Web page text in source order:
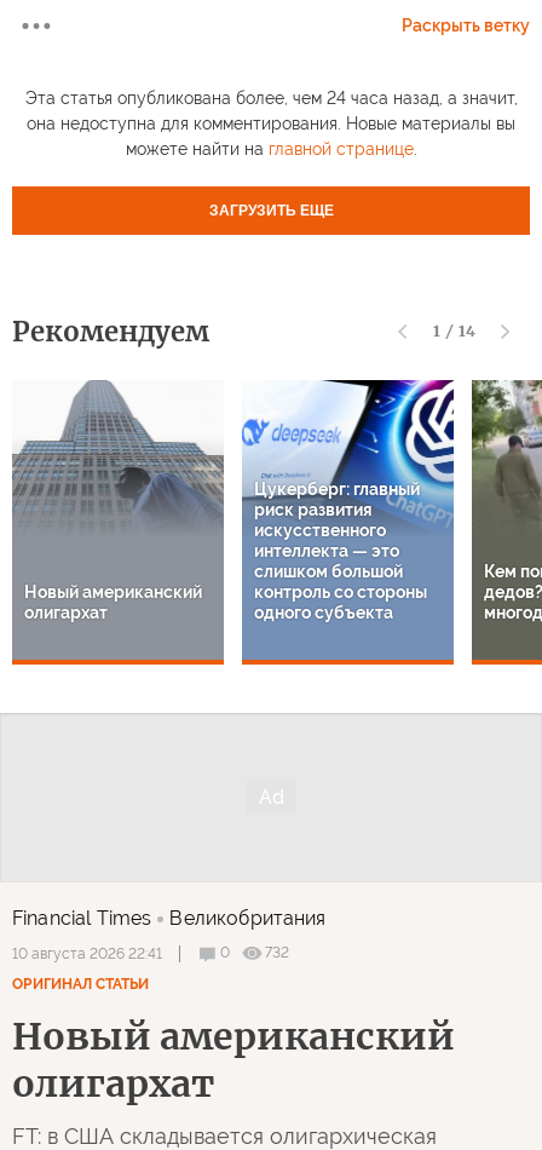
Раскрыть ветку
Эта статья опубликована более, чем 24 часа назад, а значит,
она недоступна для комментирования. Новые материалы вы
можете найти на главной странице.
ЗАГРУЗИТЬ ЕЩЕ
Рекомендуем 1 / 14
Новый американский
олигархат
Цукерберг: главный
риск развития
искусственного
интеллекта — это
слишком большой
контроль со стороны
одного субъекта
Кем
Financial Times Великобритания
10 августа 2026 22:41 0
732
ОРИГИНАЛ СТАТЬИ
Новый американский
олигархат
FT: в США складывается олигархическая